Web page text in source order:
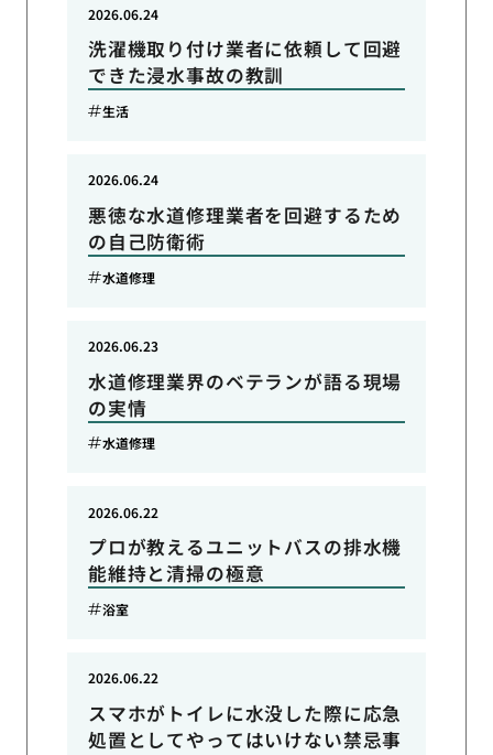
洗濯機取り付け業者に依頼して回避
できた浸水事故の教訓
2026.06.24
生活
悪徳な水道修理業者を回避するため
の自己防衛術
2026.06.24
水道修理
水道修理業界のベテランが語る現場
の実情
2026.06.23
水道修理
プロが教えるユニットバスの排水機
能維持と清掃の極意
2026.06.22
浴室
スマホがトイレに水没した際に応急
処置としてやってはいけない禁忌事
2026.06.22